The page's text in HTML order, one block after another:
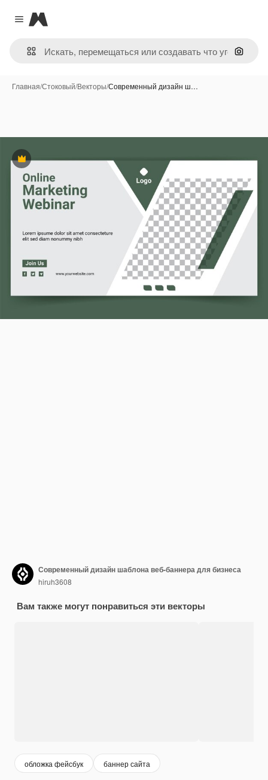
Close menu
Magnific
Поиск
Главная/Стоковый/Векторы/Современный дизайн ш…
Премиум
Современный дизайн шаблона веб-баннера для бизнеса
hiruh3608
Вам также могут понравиться эти векторы
обложка фейсбук баннер сайта